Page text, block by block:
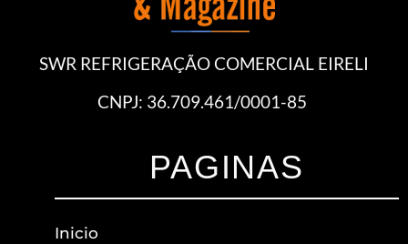
SWR REFRIGERAÇÃO COMERCIAL EIRELI
CNPJ: 36.709.461/0001-85
PAGINAS
Inicio